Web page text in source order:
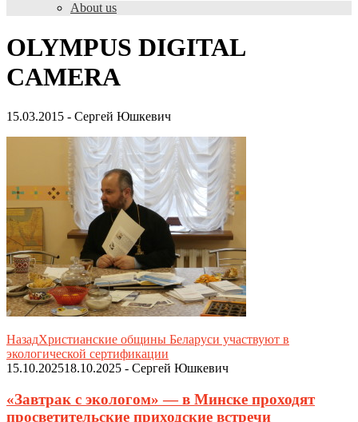
About us
OLYMPUS DIGITAL
CAMERA
15.03.2015 - Сергей Юшкевич
НазадХристианские общины Беларуси участвуют в
экологической сертификации
15.10.202518.10.2025 - Сергей Юшкевич
«Завтрак с экологом» — в Минске проходят
просветительские приходские встречи